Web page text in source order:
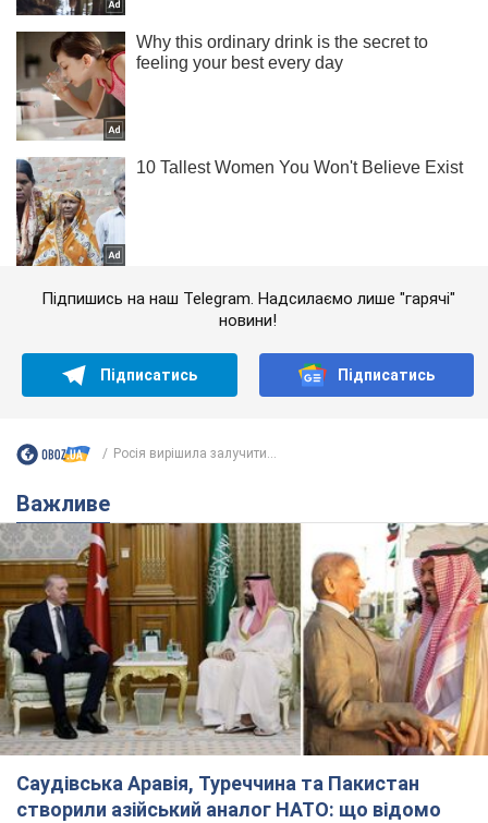
Підпишись на наш Telegram. Надсилаємо лише "гарячі"
новини!
Підписатись Підписатись
Росія вирішила залучити...
Важливе
Саудівська Аравія, Туреччина та Пакистан
створили азійський аналог НАТО: що відомо